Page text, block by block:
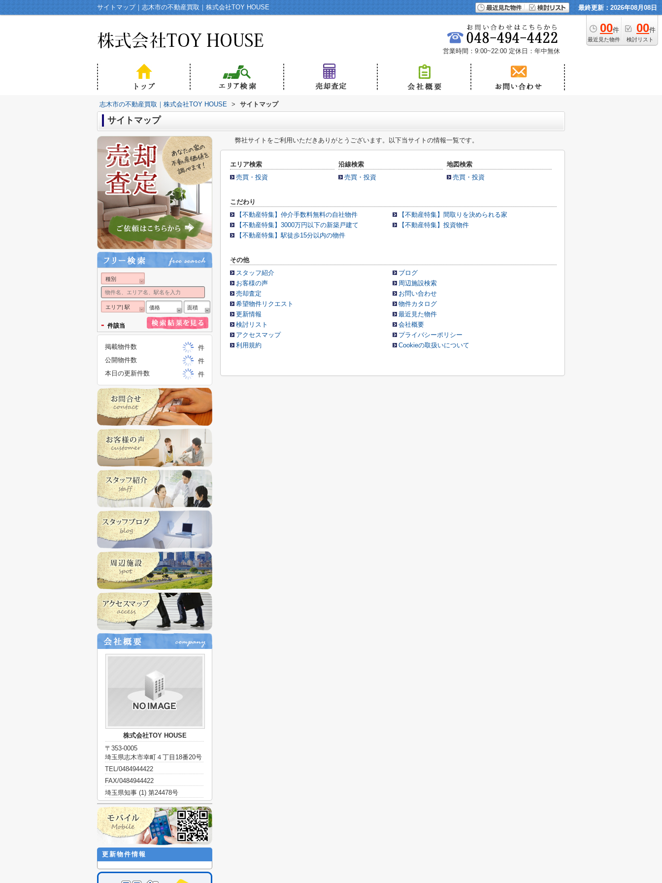
サイトマップ｜志木市の不動産買取｜株式会社TOY HOUSE 最終更新：2026年08月08日
00件
最近見た物件
00件
検討リスト
営業時間：9:00~22:00 定休日：年中無休
志木市の不動産買取｜株式会社TOY HOUSE > サイトマップ
サイトマップ
弊社サイトをご利用いただきありがとうございます。以下当サイトの情報一覧です。
エリア検索
売買・投資
沿線検索
売買・投資
地図検索
売買・投資
こだわり
【不動産特集】仲介手数料無料の自社物件
【不動産特集】間取りを決められる家
【不動産特集】3000万円以下の新築戸建て
【不動産特集】投資物件
【不動産特集】駅徒歩15分以内の物件
その他
スタッフ紹介
ブログ
お客様の声
周辺施設検索
売却査定
お問い合わせ
希望物件リクエスト
物件カタログ
更新情報
最近見た物件
検討リスト
会社概要
アクセスマップ
プライバシーポリシー
利用規約
Cookieの取扱いについて
種別
エリア| 駅 価格 面積
- 件該当
掲載物件数
件
公開物件数
件
本日の更新件数
件
株式会社TOY HOUSE
〒353-0005
埼玉県志木市幸町４丁目18番20号
TEL/0484944422
FAX/0484944422
埼玉県知事 (1) 第24478号
更新物件情報